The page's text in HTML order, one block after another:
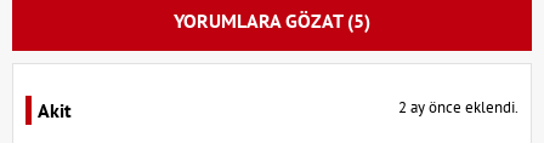
YORUMLARA GÖZAT (5)
Akit 2 ay önce eklendi.